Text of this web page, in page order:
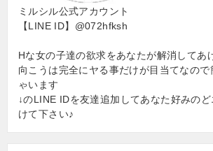
ミルシル公式アカウント
【LINE ID】@072hfksh
Hな女の子達の欲求をあなたが解消してあ
向こうは完全にヤる事だけが目当てなので
ゃいます
↓のLINE IDを友達追加してあなた好みの
けて下さい♪